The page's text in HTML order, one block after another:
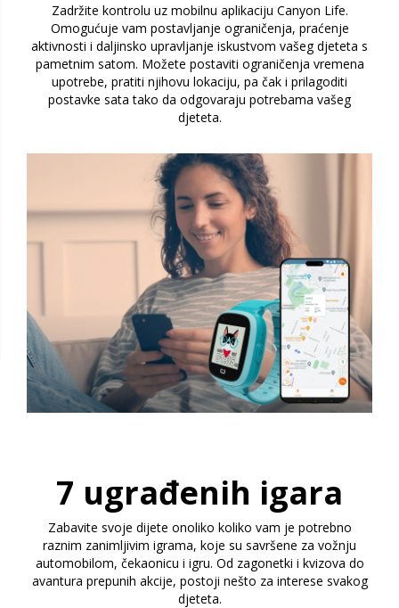
Zadržite kontrolu uz mobilnu aplikaciju Canyon Life.
Omogućuje vam postavljanje ograničenja, praćenje
aktivnosti i daljinsko upravljanje iskustvom vašeg djeteta s
pametnim satom. Možete postaviti ograničenja vremena
upotrebe, pratiti njihovu lokaciju, pa čak i prilagoditi
postavke sata tako da odgovaraju potrebama vašeg
djeteta.
7 ugrađenih igara
Zabavite svoje dijete onoliko koliko vam je potrebno
raznim zanimljivim igrama, koje su savršene za vožnju
automobilom, čekaonicu i igru. Od zagonetki i kvizova do
avantura prepunih akcije, postoji nešto za interese svakog
djeteta.